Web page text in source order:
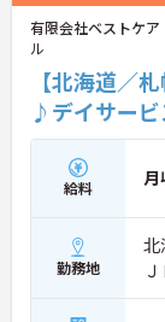
有限会社ベストケア
ル
【北海道／
♪デイサービ
給料 月
勤務地
北